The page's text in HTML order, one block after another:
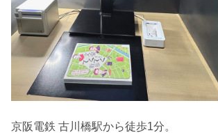
京阪電鉄 古川橋駅から徒歩1分。